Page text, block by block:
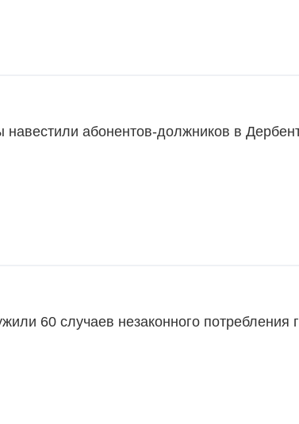
навестили абонентов-должников в
60 случаев незаконного потребления